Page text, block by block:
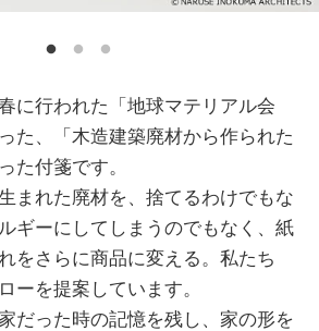
に行われた「地球マテリアル会
た、「木造建築廃材から作られた
た付箋です。
まれた廃材を、捨てるわけでもな
ギーにしてしまうのでもなく、紙
をさらに商品に変える。私たち
ーを提案しています。
だった時の記憶を残し、家の形を